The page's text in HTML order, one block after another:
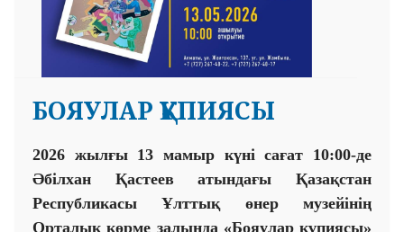
БОЯУЛАР ҚҰПИЯСЫ
2026 жылғы 13 мамыр күні сағат 10:00-де
Әбілхан Қастеев атындағы Қазақстан
Республикасы Ұлттық өнер музейінің
Орталық көрме залында «Бояулар құпиясы»